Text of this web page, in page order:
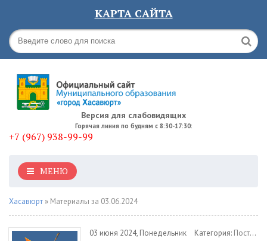
КАРТА САЙТА
Версия для слабовидящих
Горячая линия по будням с 8:30-17:30:
+7 (967) 938-99-99
МЕНЮ
Хасавюрт » Материалы за 03.06.2024
03 июня 2024, Понедельник Категория: Постановления